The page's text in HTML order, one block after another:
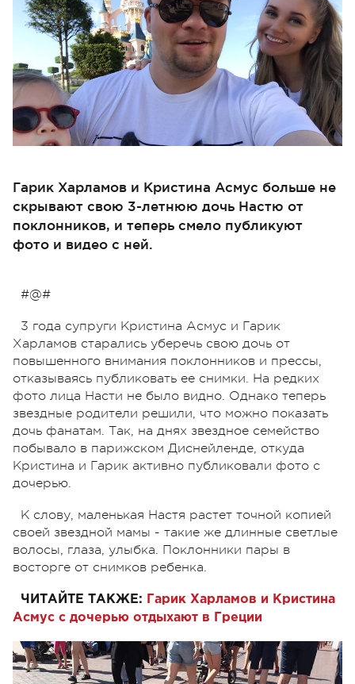
Гарик Харламов и Кристина Асмус больше не
скрывают свою 3-летнюю дочь Настю от
поклонников, и теперь смело публикуют
фото и видео с ней.
#@#
3 года супруги Кристина Асмус и Гарик
Харламов старались уберечь свою дочь от
повышенного внимания поклонников и прессы,
отказываясь публиковать ее снимки. На редких
фото лица Насти не было видно. Однако теперь
звездные родители решили, что можно показать
дочь фанатам. Так, на днях звездное семейство
побывало в парижском Диснейленде, откуда
Кристина и Гарик активно публиковали фото с
дочерью.
К слову, маленькая Настя растет точной копией
своей звездной мамы - такие же длинные светлые
волосы, глаза, улыбка. Поклонники пары в
восторге от снимков ребенка.
ЧИТАЙТЕ ТАКЖЕ:
Гарик Харламов и Кристина
Асмус с дочерью отдыхают в Греции